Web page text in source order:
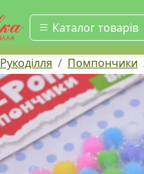
Каталог товарів
шукати
Рукоділля Помпончики